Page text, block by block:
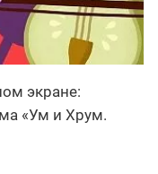
экране:
«Ум и Хрум.